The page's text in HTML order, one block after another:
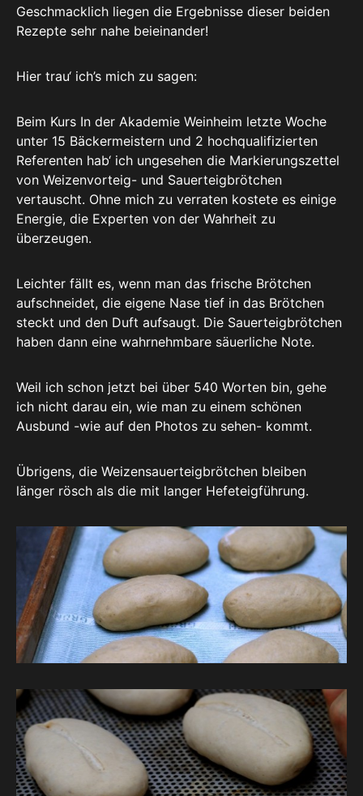
Geschmacklich liegen die Ergebnisse dieser beiden
Rezepte sehr nahe beieinander!
Hier trau‘ ich’s mich zu sagen:
Beim Kurs In der Akademie Weinheim letzte Woche
unter 15 Bäckermeistern und 2 hochqualifizierten
Referenten hab‘ ich ungesehen die Markierungszettel
von Weizenvorteig- und Sauerteigbrötchen
vertauscht. Ohne mich zu verraten kostete es einige
Energie, die Experten von der Wahrheit zu
überzeugen.
Leichter fällt es, wenn man das frische Brötchen
aufschneidet, die eigene Nase tief in das Brötchen
steckt und den Duft aufsaugt. Die Sauerteigbrötchen
haben dann eine wahrnehmbare säuerliche Note.
Weil ich schon jetzt bei über 540 Worten bin, gehe
ich nicht darau ein, wie man zu einem schönen
Ausbund -wie auf den Photos zu sehen- kommt.
Übrigens, die Weizensauerteigbrötchen bleiben
länger rösch als die mit langer Hefeteigführung.